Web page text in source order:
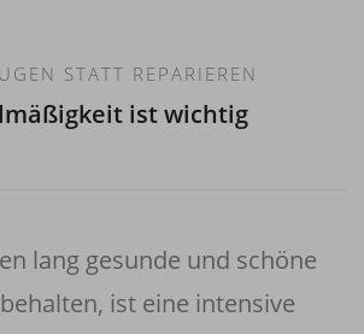
STATT REPARIEREN
ist wichtig
lang gesunde und schöne
ist eine intensive